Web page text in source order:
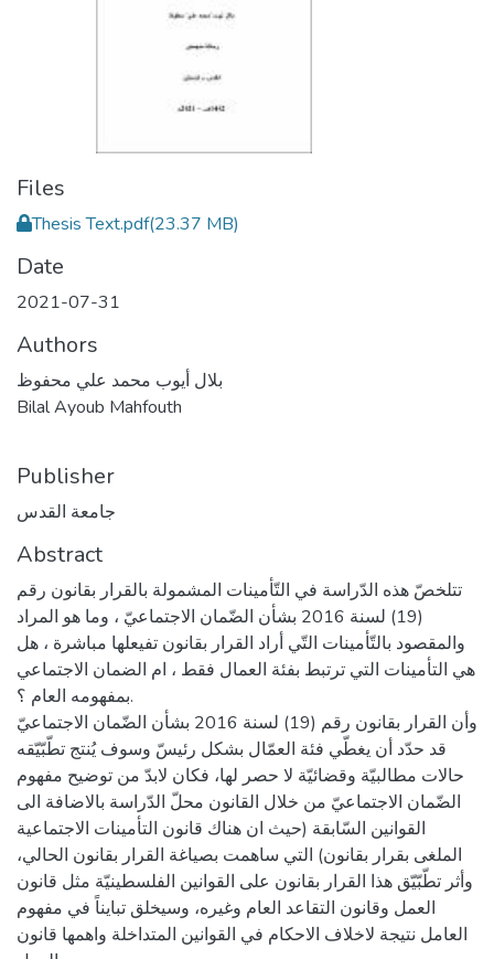
Files
Thesis Text.pdf(23.37 MB)
Date
2021-07-31
Authors
بلال أيوب محمد علي محفوظ
Bilal Ayoub Mahfouth
Publisher
جامعة القدس
Abstract
تتلخصّ هذه الدّراسة في التّأمينات المشمولة بالقرار بقانون رقم
(19) لسنة 2016 بشأن الضّمان الاجتماعيّ ، وما هو المراد
والمقصود بالتّأمينات التّي أراد القرار بقانون تفيعلها مباشرة ، هل
هي التأمينات التي ترتبط بفئة العمال فقط ، ام الضمان الاجتماعي
بمفهومه العام ؟.
وأن القرار بقانون رقم (19) لسنة 2016 بشأن الضّمان الاجتماعيّ
قد حدّد أن يغطّي فئة العمّال بشكل رئيسّ وسوف يُنتج تطّبّيّقه
حالات مطالبيّة وقضائيّة لا حصر لها، فكان لابدّ من توضيح مفهوم
الضّمان الاجتماعيّ من خلال القانون محلّ الدّراسة بالاضافة الى
القوانين السّابقة (حيث ان هناك قانون التأمينات الاجتماعية
الملغى بقرار بقانون) التي ساهمت بصياغة القرار بقانون الحالي،
وأثر تطّبّيّق هذا القرار بقانون على القوانين الفلسطينيّة مثل قانون
العمل وقانون التقاعد العام وغيره، وسيخلق تبايناً في مفهوم
العامل نتيجة لاخلاف الاحكام في القوانين المتداخلة واهمها قانون